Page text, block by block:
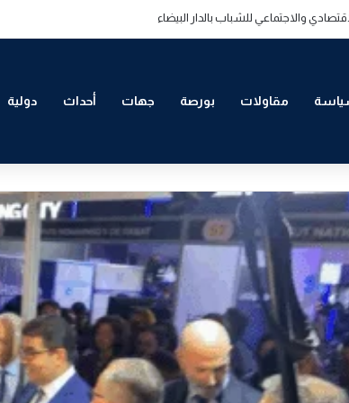
والاجتماعي للشباب بالدار البيضاء
مقاولات بورصة جهات أحداث دولية